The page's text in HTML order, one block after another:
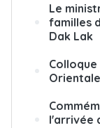
Le
familles
Dak Lak
l'arrivée